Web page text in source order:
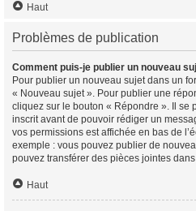
Haut
Problèmes de publication
Comment puis-je publier un nouveau
Pour publier un nouveau sujet dans un
« Nouveau sujet ». Pour publier une
cliquez sur le bouton « Répondre ». Il se
inscrit avant de pouvoir rédiger un
vos permissions est affichée en bas de
exemple : vous pouvez publier de
pouvez transférer des pièces jointes
Haut